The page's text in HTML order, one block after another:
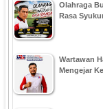
Olahraga
Rasa
Wartawan
Mengejar